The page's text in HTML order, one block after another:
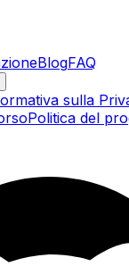
BlogFAQ
sulla
Politica del